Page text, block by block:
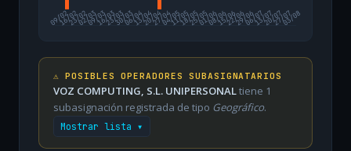
09/02
16/0223/0202/0309/0316/0323/0330/0306/0413/0420/0427/0404/0511/0518/0525/0501/0608/0615/0622/0629/0606/0713/0720/0727/07
03/08
⚠️ POSIBLES OPERADORES SUBASIGNATARIOS
VOZ COMPUTING, S.L. UNIPERSONALtiene 1
subasignación registrada de tipo Geográfico.
Mostrar lista ▾